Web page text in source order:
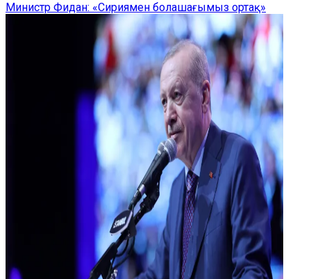
Министр Фидан: «Сириямен болашағымыз ортақ»